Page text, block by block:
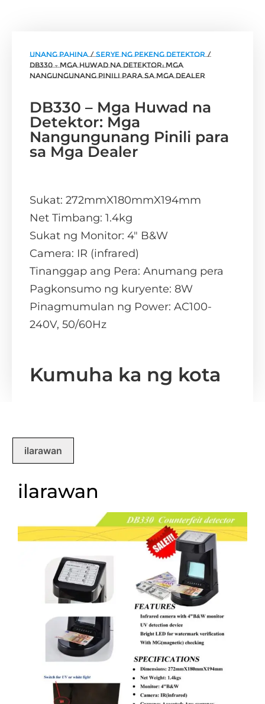
unang pahina / Serye ng Pekeng Detektor /
DB330 – Mga Huwad na Detektor: Mga
Nangungunang Pinili para sa Mga Dealer
DB330 – Mga Huwad na
Detektor: Mga
Nangungunang Pinili para
sa Mga Dealer
Sukat: 272mmX180mmX194mm
Net Timbang: 1.4kg
Sukat ng Monitor: 4″ B&W
Camera: IR (infrared)
Tinanggap ang Pera: Anumang pera
Pagkonsumo ng kuryente: 8W
Pinagmumulan ng Power: AC100-
240V, 50/60Hz
Kumuha ka ng kota
ilarawan
ilarawan